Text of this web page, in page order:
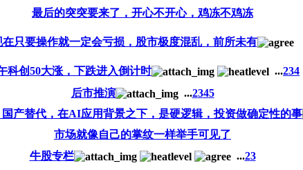
最后的突突要来了，开心不开心，鸡冻不鸡冻
在只要操作就一定会亏损，股市极度混乱，前所未有
午科创50大涨，下跌进入倒计时 ...234
后市推演
...2345
产替代，在AI应用背景之下，是硬逻辑，投资做确定性的事
市场就像自己的掌纹一样举手可见了
牛股专栏
...23